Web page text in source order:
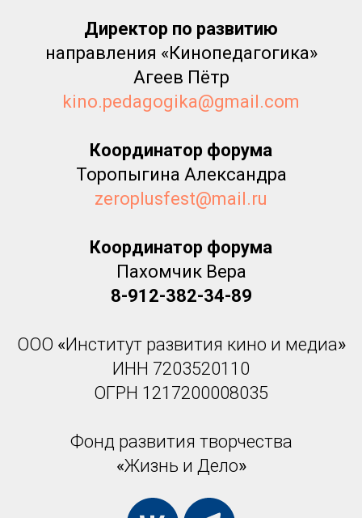
Директор по развитию
направления «Кинопедагогика»
Агеев Пётр
kino.pedagogika@gmail.com
Координатор форума
Торопыгина Александра
zeroplusfest@mail.ru
Координатор форума
Пахомчик Вера
8-912-382-34-89
ООО «Институт развития кино и медиа»
ИНН 7203520110
ОГРН 1217200008035
Фонд развития творчества
«Жизнь и Дело»